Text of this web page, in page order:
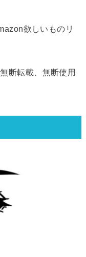
欲しいものリ
断転載、無断使用